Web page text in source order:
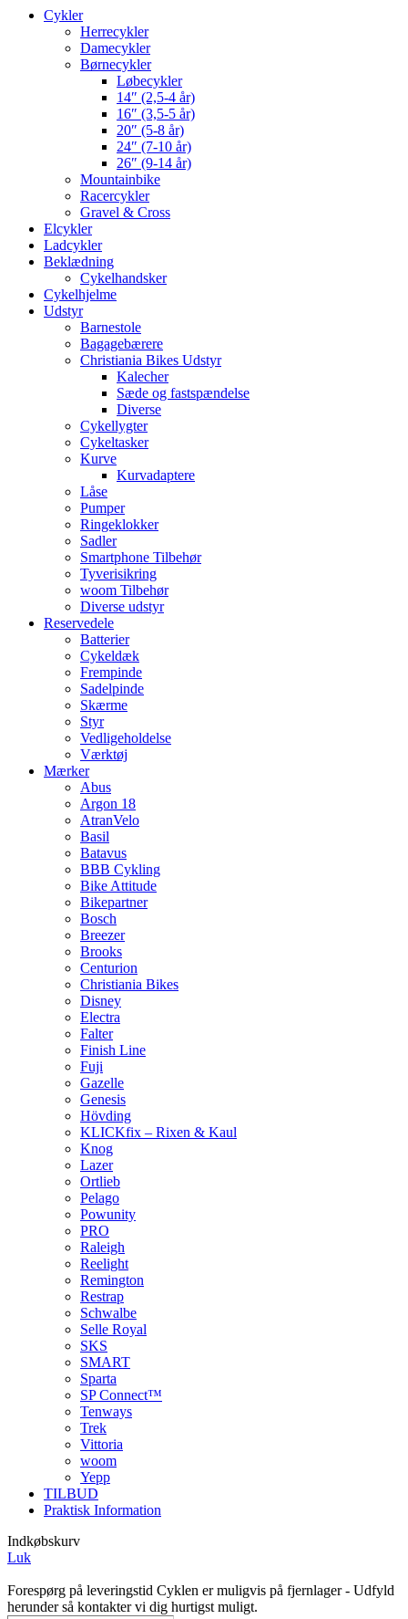
Cykler
Herrecykler
Damecykler
Børnecykler
Løbecykler
14″ (2,5-4 år)
16″ (3,5-5 år)
20″ (5-8 år)
24″ (7-10 år)
26″ (9-14 år)
Mountainbike
Racercykler
Gravel & Cross
Elcykler
Ladcykler
Beklædning
Cykelhandsker
Cykelhjelme
Udstyr
Barnestole
Bagagebærere
Christiania Bikes Udstyr
Kalecher
Sæde og fastspændelse
Diverse
Cykellygter
Cykeltasker
Kurve
Kurvadaptere
Låse
Pumper
Ringeklokker
Sadler
Smartphone Tilbehør
Tyverisikring
woom Tilbehør
Diverse udstyr
Reservedele
Batterier
Cykeldæk
Frempinde
Sadelpinde
Skærme
Styr
Vedligeholdelse
Værktøj
Mærker
Abus
Argon 18
AtranVelo
Basil
Batavus
BBB Cykling
Bike Attitude
Bikepartner
Bosch
Breezer
Brooks
Centurion
Christiania Bikes
Disney
Electra
Falter
Finish Line
Fuji
Gazelle
Genesis
Hövding
KLICKfix – Rixen & Kaul
Knog
Lazer
Ortlieb
Pelago
Powunity
PRO
Raleigh
Reelight
Remington
Restrap
Schwalbe
Selle Royal
SKS
SMART
Sparta
SP Connect™
Tenways
Trek
Vittoria
woom
Yepp
TILBUD
Praktisk Information
Indkøbskurv
Luk
Forespørg på leveringstid Cyklen er muligvis på fjernlager - Udfyld
herunder så kontakter vi dig hurtigst muligt.